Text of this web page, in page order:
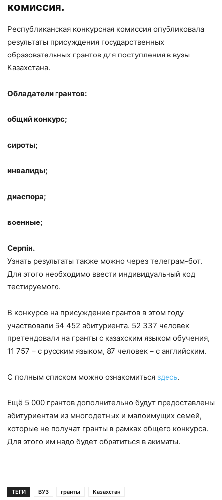
комиссия.
Республиканская конкурсная комиссия опубликовала
результаты присуждения государственных
образовательных грантов для поступления в вузы
Казахстана.
Обладатели грантов:
общий конкурс;
сироты;
инвалиды;
диаспора;
военные;
Серпiн.
Узнать результаты также можно через телеграм-бот.
Для этого необходимо ввести индивидуальный код
тестируемого.
В конкурсе на присуждение грантов в этом году
участвовали 64 452 абитуриента. 52 337 человек
претендовали на гранты с казахским языком обучения,
11 757 – с русским языком, 87 человек – с английским.
С полным списком можно ознакомиться здесь.
Ещё 5 000 грантов дополнительно будут предоставлены
абитуриентам из многодетных и малоимущих семей,
которые не получат гранты в рамках общего конкурса.
Для этого им надо будет обратиться в акиматы.
ТЕГИ ВУЗ гранты Казахстан